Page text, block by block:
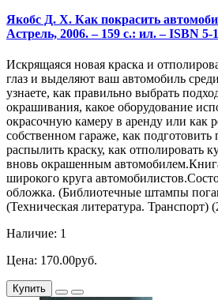
Якобс Д. Х. Как покрасить
Астрель, 2006. – 159 с.: ил. – ISBN 5-
Искрящаяся новая краска и
глаз и выделяют ваш автомобиль
узнаете, как правильно выбрать
окрашивания, какое оборудование
окрасочную камеру в аренду или как
собственном гараже, как подготовить
распылить краску, как отполировать
вновь окрашенным
широкого круга
обложка. (Библиотечные штампы
(Техническая литература. Транспорт)
Наличие: 1
Цена: 170.00руб.
Купить